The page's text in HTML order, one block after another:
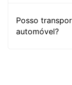
Posso
automóvel?